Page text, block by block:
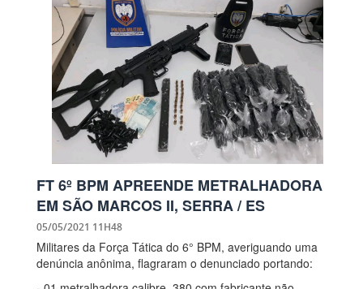
FT 6º BPM APREENDE METRALHADORA
EM SÃO MARCOS II, SERRA / ES
05/05/2021 11H48
Militares da Força Tática do 6° BPM, averiguando uma
denúncia anônima, flagraram o denunciado portando: